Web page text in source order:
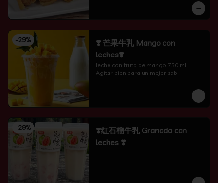
-29%
❣️ 芒果牛乳 Mango con
leches❣️
leche con fruta de mango 750 ml
Agitar bien para un mejor sab
-29%
❣️红石榴牛乳 Granada con
leches ❣️